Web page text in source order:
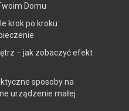
Domu
krok po kroku:
− jak zobaczyć efekt
sposoby na
urządzenie małej